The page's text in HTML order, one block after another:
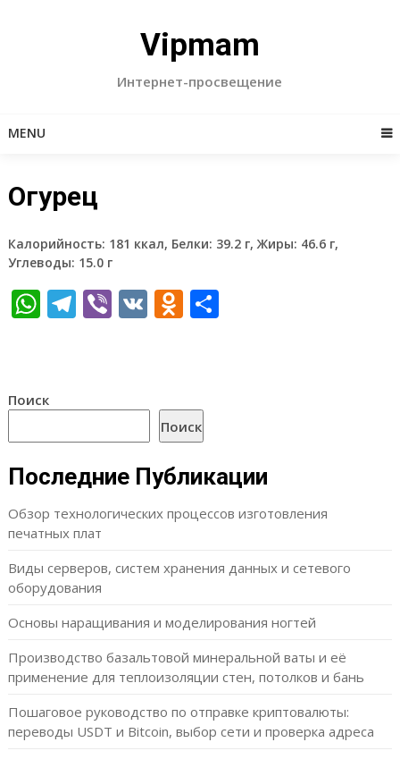
Vipmam
Интернет-просвещение
MENU
Огурец
Калорийность: 181 ккал, Белки: 39.2 г, Жиры: 46.6 г,
Углеводы: 15.0 г
WhatsApp
Telegram
Viber
VKOdnoklassniki
Отправить
Поиск
Поиск
Последние Публикации
Обзор технологических процессов изготовления
печатных плат
Виды серверов, систем хранения данных и сетевого
оборудования
Основы наращивания и моделирования ногтей
Производство базальтовой минеральной ваты и её
применение для теплоизоляции стен, потолков и бань
Пошаговое руководство по отправке криптовалюты:
переводы USDT и Bitcoin, выбор сети и проверка адреса